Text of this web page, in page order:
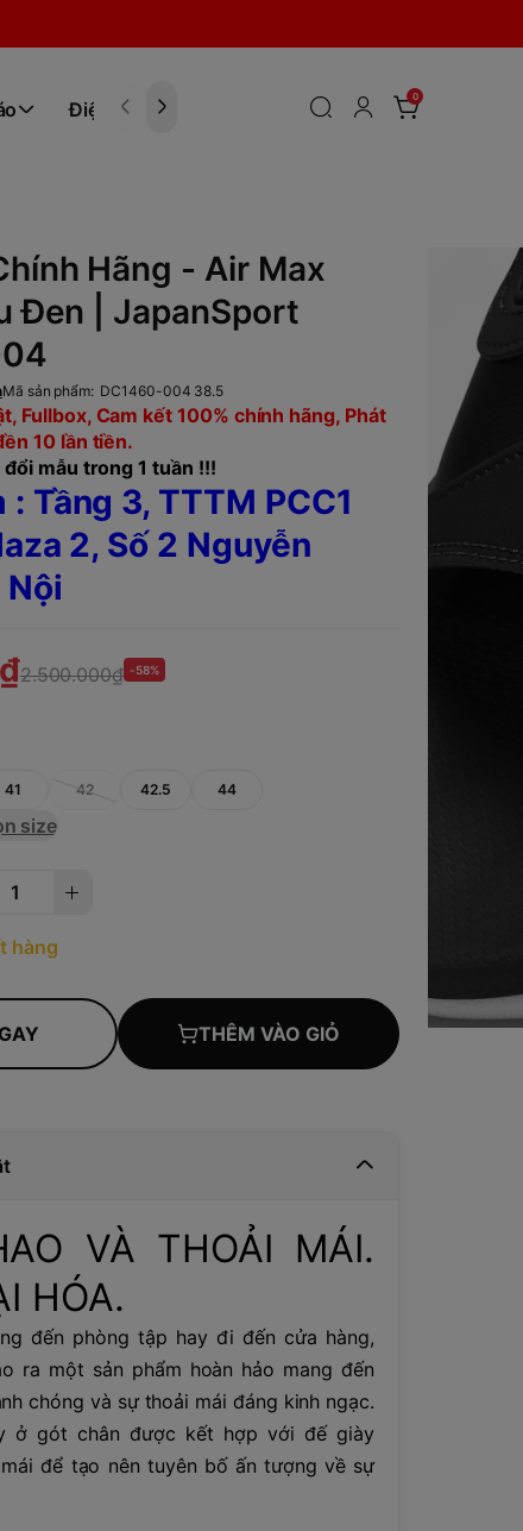
Điện tử
0
Hãng - Air Max
Đen | JapanSport
Mã sản phẩm: DC1460-004 38.5
Fullbox, Cam kết 100% chính hãng, Phát
10 lần tiền.
mẫu trong 1 tuần !!!
Tầng 3, TTTM PCC1
2, Số 2 Nguyễn
Nội
2.500.000₫ -58%
41 42 42.5 44
size
hàng
THÊM VÀO GIỎ
VÀ THOẢI MÁI.
HÓA.
đến phòng tập hay đi đến cửa hàng,
ra một sản phẩm hoàn hảo mang đến
chóng và sự thoải mái đáng kinh ngạc.
ở gót chân được kết hợp với đế giày
để tạo nên tuyên bố ấn tượng về sự